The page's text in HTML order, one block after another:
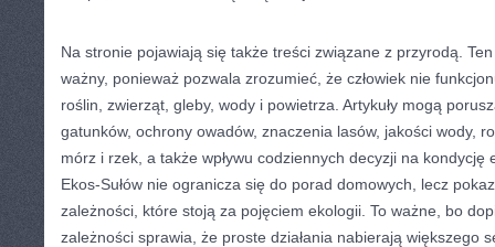
Na stronie pojawiają się także treści związane z przyrodą.
ważny, ponieważ pozwala zrozumieć, że człowiek nie
roślin, zwierząt, gleby, wody i powietrza. Artykuły mogą
gatunków, ochrony owadów, znaczenia lasów, jakości wody,
mórz i rzek, a także wpływu codziennych decyzji na kondycję
Ekos-Sułów nie ogranicza się do porad domowych, lecz
zależności, które stoją za pojęciem ekologii. To ważne, bo
zależności sprawia, że proste działania nabierają większego